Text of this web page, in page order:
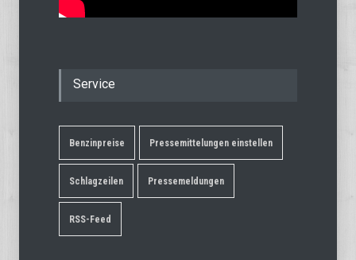
Service
Benzinpreise Pressemittelungen einstellen
Schlagzeilen Pressemeldungen
RSS-Feed